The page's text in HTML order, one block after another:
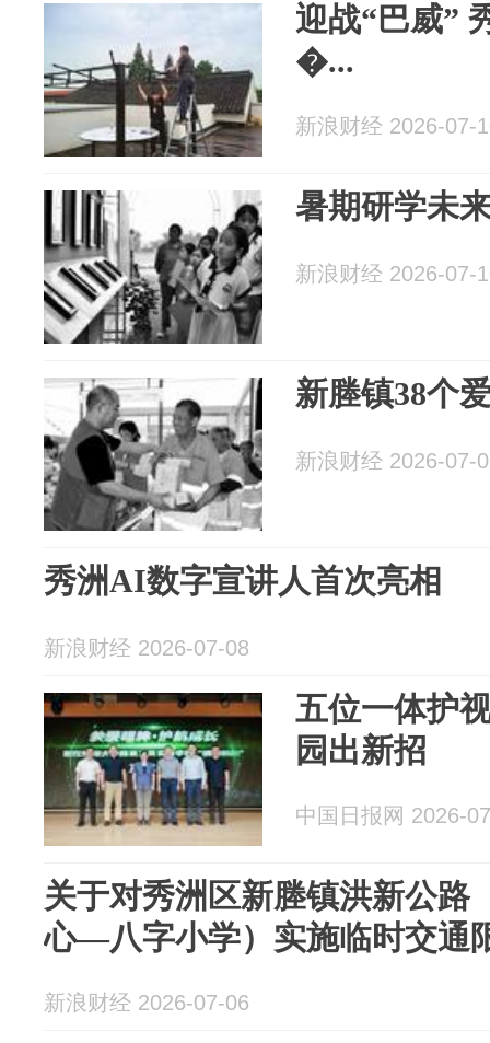
迎战“巴威”
�...
新浪财经 2026-07-
暑期研学未
新浪财经 2026-07-
新塍镇38个
新浪财经 2026-07-
秀洲AI数字宣讲人首次亮相
新浪财经 2026-07-08
五位一体护
园出新招
中国日报网 2026-
关于对秀洲区新塍镇洪新公路
心—八字小学）实施临时交通
新浪财经 2026-07-06